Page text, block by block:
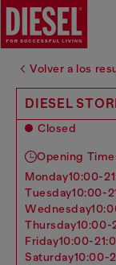
Volver a los
DIESEL
Closed
Opening
monday10:00-
tuesday10:00-
wednesday
thursday10:00-
friday10:00-
saturday10:00-